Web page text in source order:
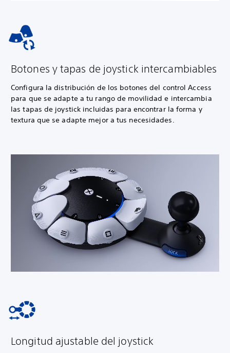
Botones y tapas de joystick intercambiables
Configura la distribución de los botones del control Access
para que se adapte a tu rango de movilidad e intercambia
las tapas de joystick incluidas para encontrar la forma y
textura que se adapte mejor a tus necesidades.
Longitud ajustable del joystick